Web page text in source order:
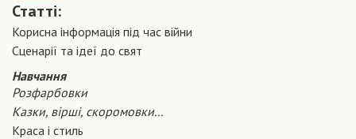
Статті:
Корисна інформація під час війни
Сценарiї та iдеї до свят
Навчання
Розфарбовки
Казки, вірші, скоромовки...
Краса і стиль